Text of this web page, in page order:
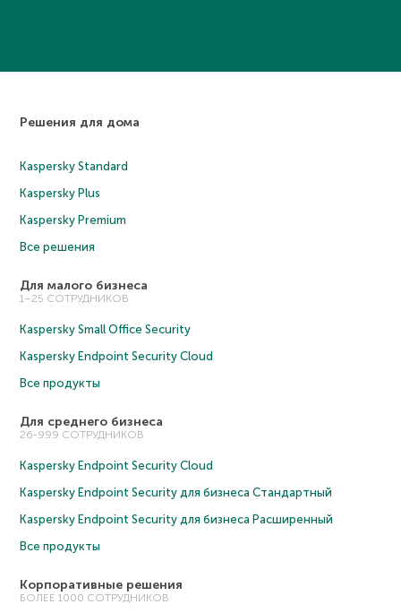
Решения для дома
Kaspersky Standard
Kaspersky Plus
Kaspersky Premium
Все решения
Для малого бизнеса
1–25 СОТРУДНИКОВ
Kaspersky Small Office Security
Kaspersky Endpoint Security Cloud
Все продукты
Для среднего бизнеса
26-999 СОТРУДНИКОВ
Kaspersky Endpoint Security Cloud
Kaspersky Endpoint Security для бизнеса Cтандартный
Kaspersky Endpoint Security для бизнеса Расширенный
Все продукты
Корпоративные решения
БОЛЕЕ 1000 СОТРУДНИКОВ